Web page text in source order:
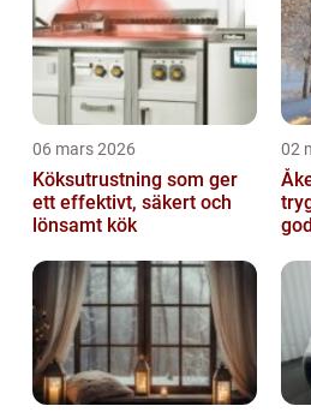
06 mars 2026
Köksutrustning som ger
ett effektivt, säkert och
lönsamt kök
02